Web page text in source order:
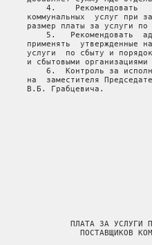
4.    Рекомендовать
коммунальных  услуг при
размер платы за услуги по
5.   Рекомендовать
применять  утвержденные
услуги  по сбыту и
и сбытовыми
6.  Контроль за
на  заместителя
   В.Б. Грабцевича.
ПЛАТА ЗА УСЛУГИ
ПОСТАВЩИКОВ